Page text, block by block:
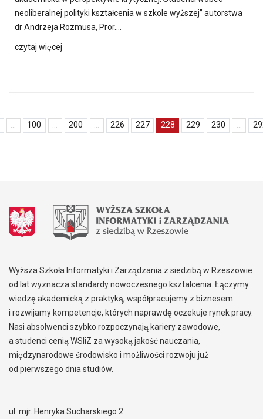
neoliberalnej polityki kształcenia w szkole wyższej” autorstwa
dr Andrzeja Rozmusa, Pror….
czytaj więcej
... 100 ... 200 ... 226 227 228 229 230 ...
Wyższa Szkoła Informatyki i Zarządzania z siedzibą w Rzeszowie
od lat wyznacza standardy nowoczesnego kształcenia. Łączymy
wiedzę akademicką z praktyką, współpracujemy z biznesem
i rozwijamy kompetencje, których naprawdę oczekuje rynek pracy.
Nasi absolwenci szybko rozpoczynają kariery zawodowe,
a studenci cenią WSIiZ za wysoką jakość nauczania,
międzynarodowe środowisko i możliwości rozwoju już
od pierwszego dnia studiów.
ul. mjr. Henryka Sucharskiego 2